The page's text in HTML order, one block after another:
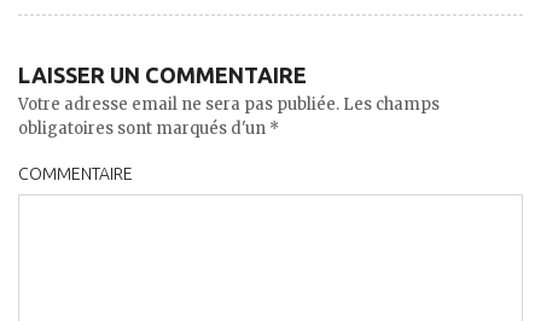
LAISSER UN COMMENTAIRE
Votre adresse email ne sera pas publiée. Les champs
obligatoires sont marqués d'un *
COMMENTAIRE